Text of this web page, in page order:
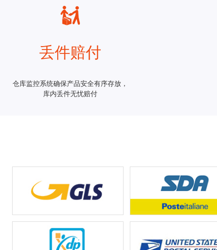
丢件赔付
仓库监控系统确保产品安全有序存放，
库内丢件无忧赔付